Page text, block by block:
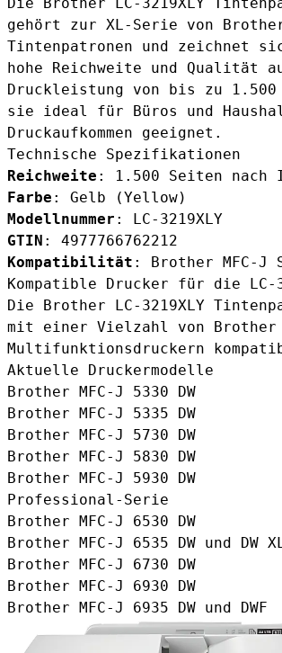
gehört zur XL-Serie von
Tintenpatronen und zeichnet
hohe Reichweite und Qualität
Druckleistung von bis zu
sie ideal für Büros und
Druckaufkommen geeignet.
Technische Spezifikationen
Reichweite : 1.500 Seiten nach
Farbe : Gelb (Yellow)
Modellnummer : LC-3219XLY
GTIN : 4977766762212
Kompatibilität : Brother MFC-J
Kompatible Drucker für die LC-
Die Brother LC-3219XLY
mit einer Vielzahl von Brother
Multifunktionsdruckern
Aktuelle Druckermodelle
Brother MFC-J 5330 DW
Brother MFC-J 5335 DW
Brother MFC-J 5730 DW
Brother MFC-J 5830 DW
Brother MFC-J 5930 DW
Professional-Serie
Brother MFC-J 6530 DW
Brother MFC-J 6535 DW und DW XL
Brother MFC-J 6730 DW
Brother MFC-J 6930 DW
Brother MFC-J 6935 DW und DWF